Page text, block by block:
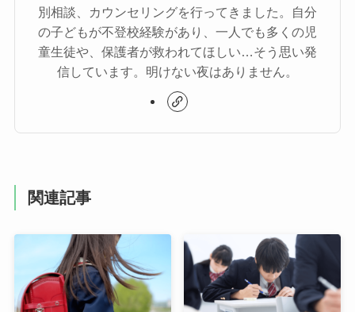
別相談、カウンセリングを行ってきました。自分
の子どもが不登校経験があり、一人でも多くの児
童生徒や、保護者が救われてほしい…そう思い発
信しています。明けない夜はありません。
関連記事